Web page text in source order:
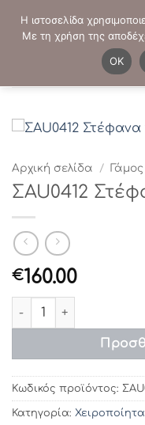
στο
ΤΗΛΕΦΩΝΙΚΕΣ
Αρχική σελίδα / Γάμος
ΣAU0412
€160.00
ΣAU0412 Στέφανα
Κωδικός προϊόντος:
Κατηγορία: Χειροποίητα
Η ιστοσελίδα
Με τη χρήση της
OK